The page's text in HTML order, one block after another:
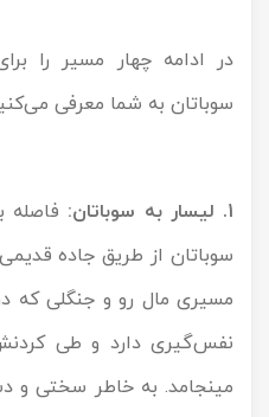
در ادامه چهار مسیر را
سوباتان به شما معرفی
1. لیسار به سوباتان:
فاصله
مسیری مال رو و جنگلی که
مینجامد. به خاطر سختی و